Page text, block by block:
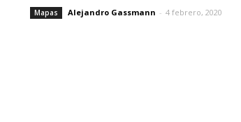
Mapas Alejandro Gassmann - 4 febrero, 2020